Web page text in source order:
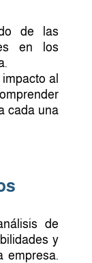
de las
en los
al
cada una
de
y
empresa.